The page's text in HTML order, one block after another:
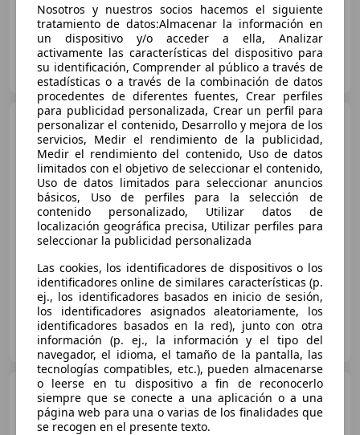
CENTRAL SEMINUEVOS KM 0
ES-1013 VITORIA-GASTEIZ
Mazda CX-52.5 Zenith
Cruise+Roof+Black Leather 4WD
Aut. 143k
€ 18.056
1
Buenprecio
131.436 km Gasolina
OcasionPlus - Pamplona Centro
ES-31006 Pamplona
Mazda CX-5 2.5 Skyactiv-G
Zenith 2WD Aut.
Nosotros y nuestros socios hacemos el siguiente
tratamiento de datos:Almacenar la información en
un dispositivo y/o acceder a ella, Analizar
activamente las características del dispositivo para
su identificación, Comprender al público a través de
estadísticas o a través de la combinación de datos
procedentes de diferentes fuentes, Crear perfiles
para publicidad personalizada, Crear un perfil para
personalizar el contenido, Desarrollo y mejora de los
servicios, Medir el rendimiento de la publicidad,
Medir el rendimiento del contenido, Uso de datos
limitados con el objetivo de seleccionar el contenido,
Uso de datos limitados para seleccionar anuncios
básicos, Uso de perfiles para la selección de
contenido personalizado, Utilizar datos de
localización geográfica precisa, Utilizar perfiles para
seleccionar la publicidad personalizada
Las cookies, los identificadores de dispositivos o los
identificadores online de similares características (p.
ej., los identificadores basados en inicio de sesión,
los identificadores asignados aleatoriamente, los
identificadores basados en la red), junto con otra
información (p. ej., la información y el tipo del
navegador, el idioma, el tamaño de la pantalla, las
tecnologías compatibles, etc.), pueden almacenarse
o leerse en tu dispositivo a fin de reconocerlo
siempre que se conecte a una aplicación o a una
página web para una o varias de los finalidades que
se recogen en el presente texto.